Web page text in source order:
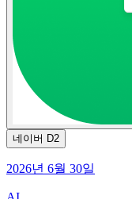
네이버 D2
2026년 6월 30일